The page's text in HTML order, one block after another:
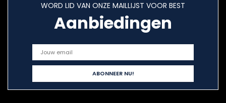
WORD LID VAN ONZE MAILLIJST VOOR BEST
Aanbiedingen